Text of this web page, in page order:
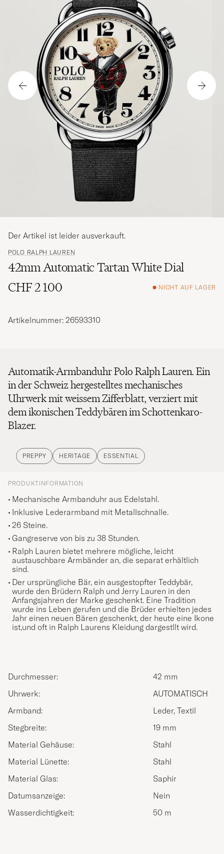
POLO RALPH LAUREN
42mm Automatic Tartan White Dial
CHF 2 100
NICHT AUF LAGER
Der Artikel ist leider ausverkauft.
Artikelnummer: 26593310
Automatik-Armbanduhr Polo Ralph Lauren. Ein
in der Schweiz hergestelltes mechanisches
Uhrwerk mit weissem Zifferblatt, verziert mit
dem ikonischen Teddybären im Schottenkaro-
Blazer.
PREPPY HERITAGE ESSENTIAL
PRODUKTINFORMATION
Mechanische Armbanduhr aus Edelstahl.
Inklusive Lederarmband mit Metallschnalle.
26 Steine.
Gangreserve von bis zu 38 Stunden.
Ralph Lauren bietet mehrere mögliche, leicht
austauschbare Armbänder an, die separat erhältlich
sind.
Der ursprüngliche Bär, ein ausgestopfter Teddybär,
wurde den Brüdern Ralph und Jerry Lauren in den
Anfangsjahren der Marke geschenkt. Eine Tradition
wurde ins Leben gerufen und die Brüder erhielten jedes
Jahr einen neuen Bären geschenkt, der heute eine Ikone
ist,und oft in Ralph Laurens Kleidung dargestllt wird.
Durchmesser:
42 mm
Uhrwerk:
AUTOMATISCH
Armband:
Leder, Textil
Stegbreite:
19 mm
Material Gehäuse:
Stahl
Material Lünette:
Stahl
Material Glas:
Saphir
Datumsanzeige:
Nein
Wasserdichtigkeit:
50 m